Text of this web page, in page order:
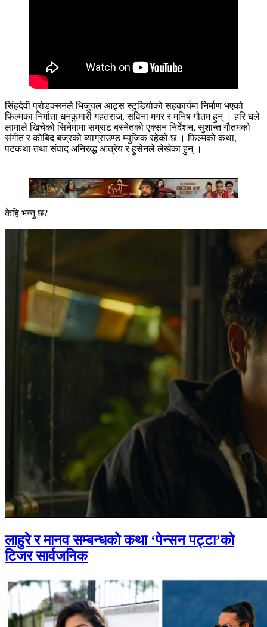
सिंहदेवी प्रोडक्सनले भिजुयल आट्र्स स्टुडियोको सहकार्यमा निर्माण भएको
फिल्मका निर्माता धनकुमारी गहतराज, सविना मगर र मनिष गौतम हुन् । हरि घले
लामाले खिचेको सिनेमामा सम्राट बस्नेतको एक्सन निर्देशन, सुशान्त गौतमको
संगीत र कोबिद बज्रको ब्याग्राउण्ड म्युजिक रहेको छ । फिल्मको कथा,
पटकथा तथा संवाद अनिरुद्ध आत्रेय र हुसेनले लेखेका हुन् ।
केहि भन्नु छ?
लाहुरे र मानव सम्बन्धको कथा ‘पेन्सन पट्टा’को
टिजर सार्वजनिक